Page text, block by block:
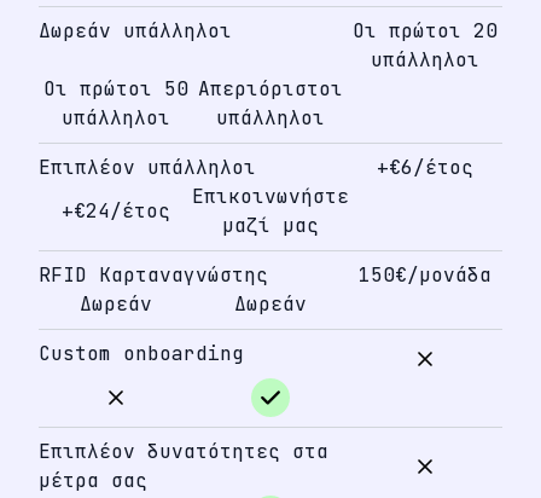
Δωρεάν υπάλληλοι
Οι πρώτοι 20
υπάλληλοι
Οι πρώτοι 50
υπάλληλοι
Απεριόριστοι
υπάλληλοι
Επιπλέον υπάλληλοι
+€6/έτος
+€24/έτος
Επικοινωνήστε
μαζί μας
RFID Καρταναγνώστης
150€/μονάδα
Δωρεάν
Δωρεάν
Custom onboarding
Επιπλέον δυνατότητες στα
μέτρα σας